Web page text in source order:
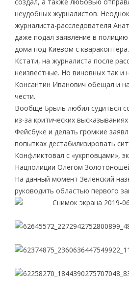
неудобных журналистов.
журналиста-расследователя
даже подал заявление в
дома под Киевом с кваракоптера.
Кстати, на журналиста после
неизвестные. Но виновных так и
Консантин Иванович обещал и
чести.
Вообще Брыль любил судиться
из-за критических
Фейсбуке и делать громкие
попытках дестабилизировать
Конфликтовал с «укрповцами»,
Нацполиции Олегом
На данный момент Зеленский
руководить областью первого